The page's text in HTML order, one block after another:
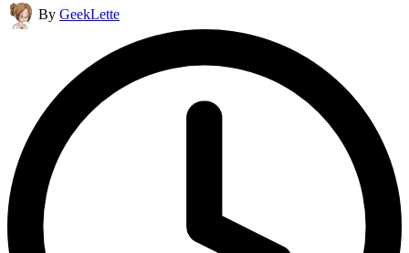
Posted
by
By GeekLette